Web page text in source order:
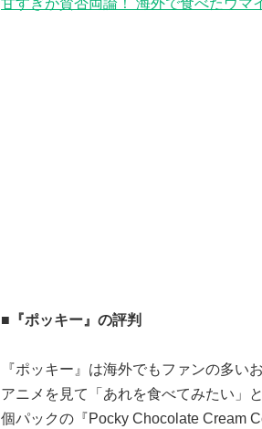
甘すぎが賛否両論！ 海外で食べたウマ
■『ポッキー』の評判
『ポッキー』は海外でもファンの多
アニメを見て「あれを食べてみたい」
個パックの『Pocky Chocolate Cream